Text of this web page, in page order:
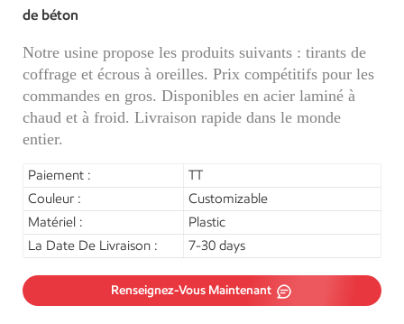
de béton
Notre usine propose les produits suivants : tirants de
coffrage et écrous à oreilles. Prix compétitifs pour les
commandes en gros. Disponibles en acier laminé à
chaud et à froid. Livraison rapide dans le monde
entier.
Paiement :
TT
Couleur :
Customizable
Matériel :
Plastic
La Date De Livraison :
7-30 days
Renseignez-Vous Maintenant